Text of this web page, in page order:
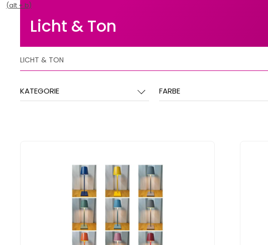
um
springen.
Licht & Ton
LICHT & TON
KATEGORIE FARBE
(alt + b)